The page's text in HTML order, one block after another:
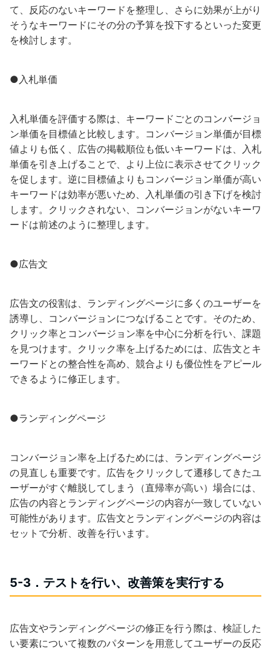
て、反応のないキーワードを整理し、さらに効果が上がり
そうなキーワードにその分の予算を投下するといった変更
を検討します。
●入札単価
入札単価を評価する際は、キーワードごとのコンバージョ
ン単価を目標値と比較します。コンバージョン単価が目標
値よりも低く、広告の掲載順位も低いキーワードは、入札
単価を引き上げることで、より上位に表示させてクリック
を促します。逆に目標値よりもコンバージョン単価が高い
キーワードは効率が悪いため、入札単価の引き下げを検討
します。クリックされない、コンバージョンがないキーワ
ードは前述のように整理します。
●広告文
広告文の役割は、ランディングページに多くのユーザーを
誘導し、コンバージョンにつなげることです。そのため、
クリック率とコンバージョン率を中心に分析を行い、課題
を見つけます。クリック率を上げるためには、広告文とキ
ーワードとの整合性を高め、競合よりも優位性をアピール
できるように修正します。
●ランディングページ
コンバージョン率を上げるためには、ランディングページ
の見直しも重要です。広告をクリックして遷移してきたユ
ーザーがすぐ離脱してしまう（直帰率が高い）場合には、
広告の内容とランディングページの内容が一致していない
可能性があります。広告文とランディングページの内容は
セットで分析、改善を行います。
5-3．テストを行い、改善策を実行する
広告文やランディングページの修正を行う際は、検証した
い要素について複数のパターンを用意してユーザーの反応